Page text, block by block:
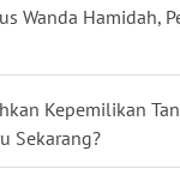
Wanda Hamidah,
Kepemilikan
Sekarang?